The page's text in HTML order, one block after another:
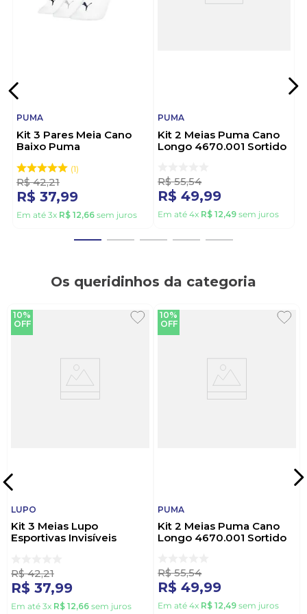
PUMA
Kit 3 Pares Meia Cano
Baixo Puma
1
R$ 42,21
R$ 37,99
Em até 3x R$ 12,66 sem juros
PUMA
Kit 2 Meias Puma Cano
Longo 4670.001 Sortido
R$ 55,54
R$ 49,99
Em até 4x R$ 12,49 sem juros
Os queridinhos da categoria
10%
OFF
LUPO
Kit 3 Meias Lupo
Esportivas Invisíveis
R$ 42,21
R$ 37,99
Em até 3x R$ 12,66 sem juros
10%
OFF
PUMA
Kit 2 Meias Puma Cano
Longo 4670.001 Sortido
R$ 55,54
R$ 49,99
Em até 4x R$ 12,49 sem juros